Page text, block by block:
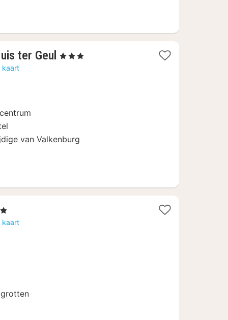
ter Geul 1
, 3 Sterren
kaart
van Valkenburg
kaart